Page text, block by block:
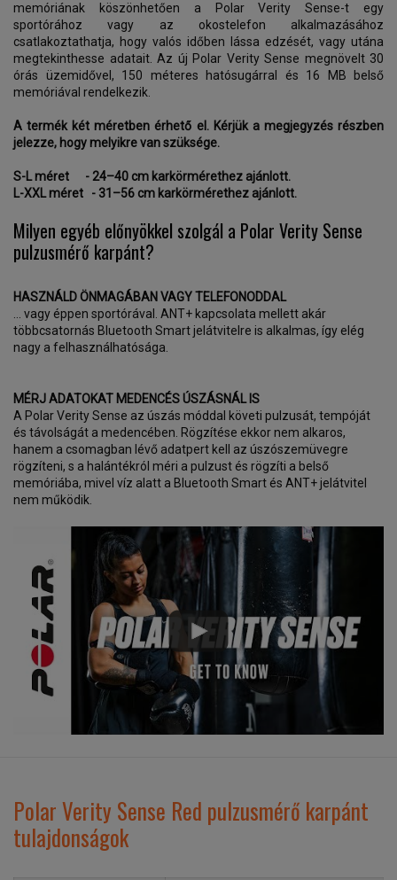
memóriának köszönhetően a Polar Verity Sense-t egy
sportórához vagy az okostelefon alkalmazásához
csatlakoztathatja, hogy valós időben lássa edzését, vagy utána
megtekinthesse adatait. Az új Polar Verity Sense megnövelt 30
órás üzemidővel, 150 méteres hatósugárral és 16 MB belső
memóriával rendelkezik.
A termék két méretben érhető el. Kérjük a megjegyzés részben
jelezze, hogy melyikre van szüksége.
S-L méret - 24–40 cm karkörmérethez ajánlott.
L-XXL méret - 31–56 cm karkörmérethez ajánlott.
Milyen egyéb előnyökkel szolgál a Polar Verity Sense
pulzusmérő karpánt?
HASZNÁLD ÖNMAGÁBAN VAGY TELEFONODDAL
… vagy éppen sportórával. ANT+ kapcsolata mellett akár
többcsatornás Bluetooth Smart jelátvitelre is alkalmas, így elég
nagy a felhasználhatósága.
MÉRJ ADATOKAT MEDENCÉS ÚSZÁSNÁL IS
A Polar Verity Sense az úszás móddal követi pulzusát, tempóját
és távolságát a medencében. Rögzítése ekkor nem alkaros,
hanem a csomagban lévő adatpert kell az úszószemüvegre
rögzíteni, s a halántékról méri a pulzust és rögzíti a belső
memóriába, mivel víz alatt a Bluetooth Smart és ANT+ jelátvitel
nem működik.
Polar Verity Sense Red pulzusmérő karpánt
tulajdonságok